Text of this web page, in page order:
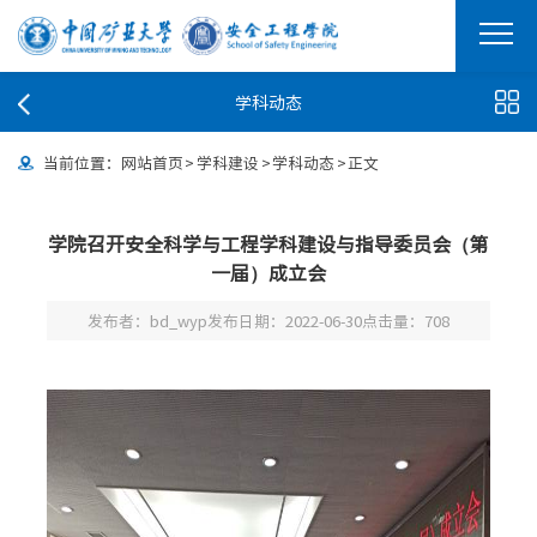
学科动态
当前位置： 网站首页>学科建设 >学科动态 >正文
学院召开安全科学与工程学科建设与指导委员会（第
一届）成立会
发布者：bd_wyp发布日期：2022-06-30点击量： 708